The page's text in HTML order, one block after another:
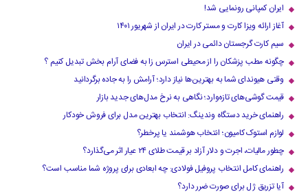
ایران کمپانی رونمایی شد!
آغاز ارائه ویزا کارت و مستر کارت در ایران از شهریور ۱۴۰۱
سیم کارت گرجستان دائمی در ایران
چگونه مطب پزشکان را از محیطی استرس زا به فضای آرام بخش تبدیل کنیم ؟
وقتی هیوندای شما به بهترین‌ها نیاز دارد؛ آرامش را به جاده برگردانید
قیمت گوشی‌های تازه‌وارد؛ نگاهی به نرخ مدل‌های جدید بازار
راهنمای خرید دستگاه وندینگ: انتخاب بهترین مدل برای فروش خودکار
لوازم استوک کامیون؛ انتخاب هوشمند یا پرخطر؟
چطور مالیات، اجرت و دلار آزاد بر قیمت طلای ۲۴ عیار اثر می‌گذارد؟
راهنمای کامل انتخاب پروفیل فولادی: چه ابعادی برای پروژه شما مناسب است؟
آیا تزریق ژل برای صورت ضرر دارد​؟